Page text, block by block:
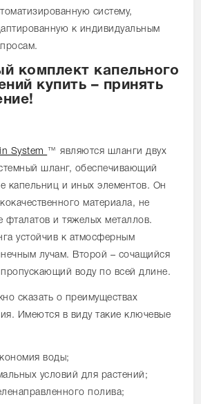
систему,
к индивидуальным
комплект капельного
купить – принять
System
™ являются шланги двух
шланг, обеспечивающий
капельниц и иных элементов. Он
материала, не
фталатов и тяжелых металлов.
устойчив к атмосферным
лучам. Второй – сочащийся
воду по всей длине.
сказать о преимуществах
Имеются в виду такие ключевые
воды;
условий для растений;
полива;